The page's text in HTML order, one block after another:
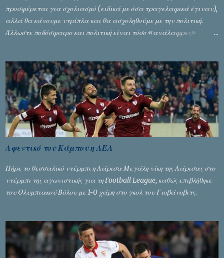
προσφέρεται για σχολιασμό (ειδικά με όσα τραγελαφικά έγιναν),
αλλά θα κάνουμε ντρίπλα και θα ασχοληθούμε με την πολιτική.
Άλλωστε ποδόσφαιρο και πολιτική είναι τόσο «ανάλαφρες»
Αφεντικό του Κάμπου η ΑΕΛ
Πήρε το θεσσαλικό ντέρμπι η Λάρισα Μεγάλη νίκη της Λάρισας στο
ντέρμπι της αγωνιστικής για τη Football League, καθώς επιβλήθηκε
του Ολυμπιακού Βόλου με 1-0 χάρη στο γκολ του Γιοβάνοβιτς.